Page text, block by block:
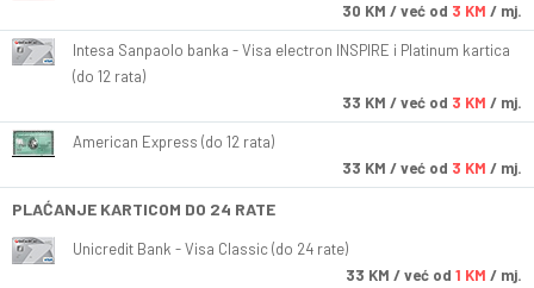
30 KM / već od 3 KM / mj.
Intesa Sanpaolo banka - Visa electron INSPIRE i Platinum kartica
(do 12 rata)
33 KM / već od 3 KM / mj.
American Express (do 12 rata)
33 KM / već od 3 KM / mj.
PLAĆANJE KARTICOM DO 24 RATE
Unicredit Bank - Visa Classic (do 24 rate)
33 KM / već od 1 KM / mj.